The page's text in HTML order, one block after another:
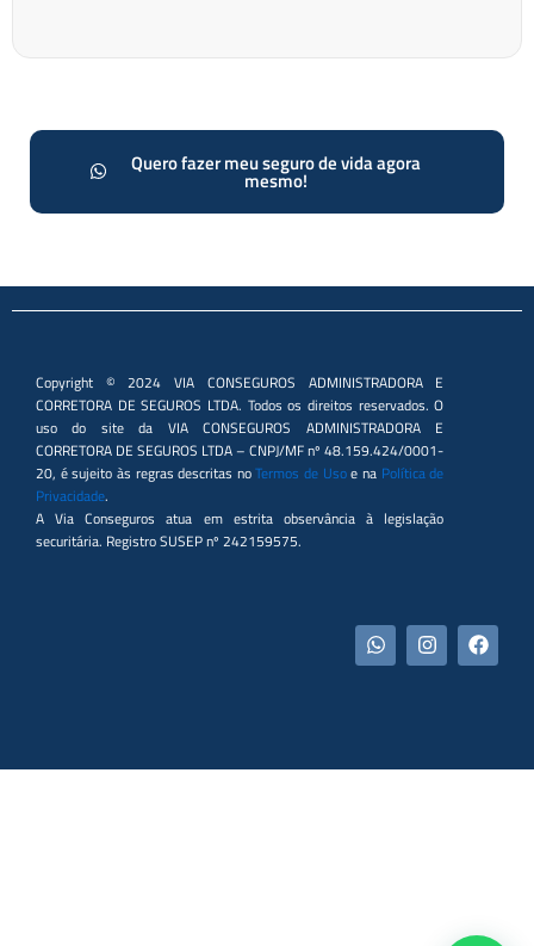
Quero fazer meu seguro de vida agora
mesmo!
Copyright © 2024 VIA CONSEGUROS ADMINISTRADORA E
CORRETORA DE SEGUROS LTDA. Todos os direitos reservados. O
uso do site da VIA CONSEGUROS ADMINISTRADORA E
CORRETORA DE SEGUROS LTDA – CNPJ/MF nº 48.159.424/0001-
20, é sujeito às regras descritas noTermos de Usoe na Política de
Privacidade.
A Via Conseguros atua em estrita observância à legislação
securitária. Registro SUSEP nº 242159575.
W
h
a
p
I
n
s
a
F
a
c
k